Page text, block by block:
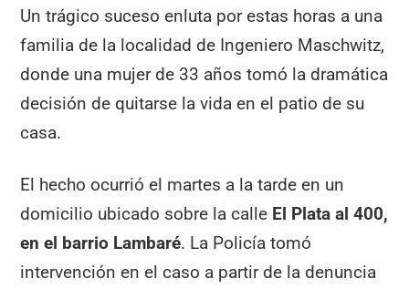
Un trágico suceso enluta por estas horas a una
familia de la localidad de Ingeniero Maschwitz,
donde una mujer de 33 años tomó la dramática
decisión de quitarse la vida en el patio de su
casa.
El hecho ocurrió el martes a la tarde en un
domicilio ubicado sobre la calle El Plata al 400,
en el barrio Lambaré. La Policía tomó
intervención en el caso a partir de la denuncia